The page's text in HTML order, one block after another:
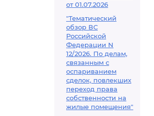
от 01.07.2026
"Тематический
обзор ВС
Российской
Федерации N
12/2026. По делам,
связанным с
оспариванием
сделок, повлекших
переход права
собственности на
жилые помещения"